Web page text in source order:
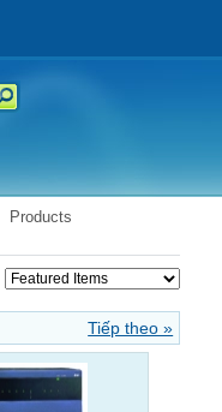
Products
Tiếp theo »